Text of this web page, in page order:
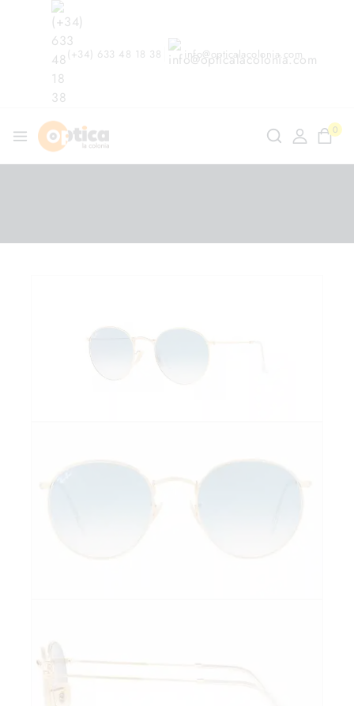
(+34) 633 48 18 38 info@opticalacolonia.com
0